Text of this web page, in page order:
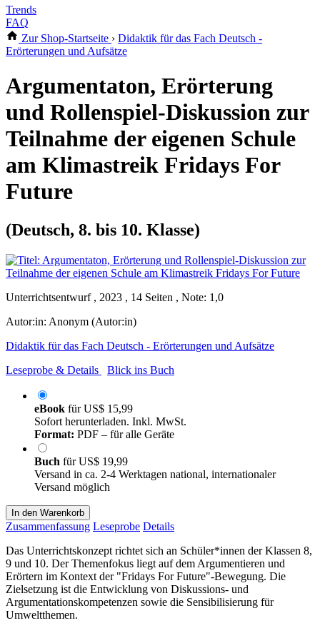
Trends
FAQ
Zur Shop-Startseite › Didaktik für das Fach Deutsch -
Erörterungen und Aufsätze
Argumentaton, Erörterung
und Rollenspiel-Diskussion zur
Teilnahme der eigenen Schule
am Klimastreik Fridays For
Future
(Deutsch, 8. bis 10. Klasse)
Unterrichtsentwurf , 2023 , 14 Seiten , Note: 1,0
Autor:in: Anonym (Autor:in)
Didaktik für das Fach Deutsch - Erörterungen und Aufsätze
Leseprobe & Details
Blick ins Buch
eBook fürUS$ 15,99
Sofort herunterladen. Inkl. MwSt.
Format: PDF – für alle Geräte
Buch fürUS$ 19,99
Versand in ca. 2-4 Werktagen national, internationaler
Versand möglich
In den Warenkorb
Zusammenfassung Leseprobe Details
Das Unterrichtskonzept richtet sich an Schüler*innen der Klassen 8,
9 und 10. Der Themenfokus liegt auf dem Argumentieren und
Erörtern im Kontext der "Fridays For Future"-Bewegung. Die
Zielsetzung ist die Entwicklung von Diskussions- und
Argumentationskompetenzen sowie die Sensibilisierung für
Umweltthemen.